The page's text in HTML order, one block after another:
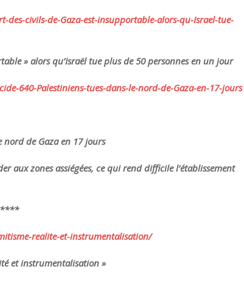
des-civils-de-Gaza-est-insupportable-alors-qu-Israel-tue-
» alors qu’Israël tue plus de 50 personnes en un jour
640-Palestiniens-tues-dans-le-nord-de-Gaza-en-17-jours
nord de Gaza en 17 jours
aux zones assiégées, ce qui rend difficile l’établissement
realite-et-instrumentalisation/
et instrumentalisation »